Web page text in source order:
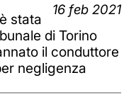
16 feb 2021
stata
di Torino
il conduttore
negligenza